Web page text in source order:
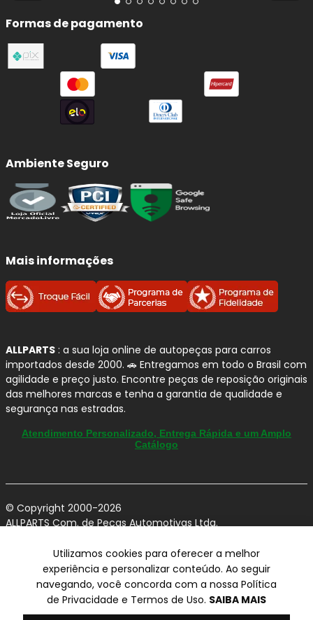
Formas de pagamento
Ambiente Seguro
Mais informações
ALLPARTS : a sua loja online de autopeças para carros
importados desde 2000. 🚗 Entregamos em todo o Brasil com
agilidade e preço justo. Encontre peças de reposição originais
das melhores marcas e tenha a garantia de qualidade e
segurança nas estradas.
Atendimento Personalizado, Entrega Rápida e um Amplo
Catálogo
© Copyright 2000-2026
ALLPARTS Com. de Peças Automotivas Ltda.
Claudina - Vinhedo/SP - CEP 13284-480.
Preços, condições de pagamento e frete exclusivos para compras via
internet utilizando CPF, podendo variar na Loja Física e Televendas.
Preços e descontos podem variar no checkout.
Utilizamos cookies para oferecer a melhor
experiência e personalizar conteúdo. Ao seguir
navegando, você concorda com a nossa Política
de Privacidade e Termos de Uso. SAIBA MAIS